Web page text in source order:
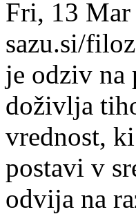
Fri, 13
sazu.si/
je odziv na
doživlja
vrednost,
postavi v
odvija na